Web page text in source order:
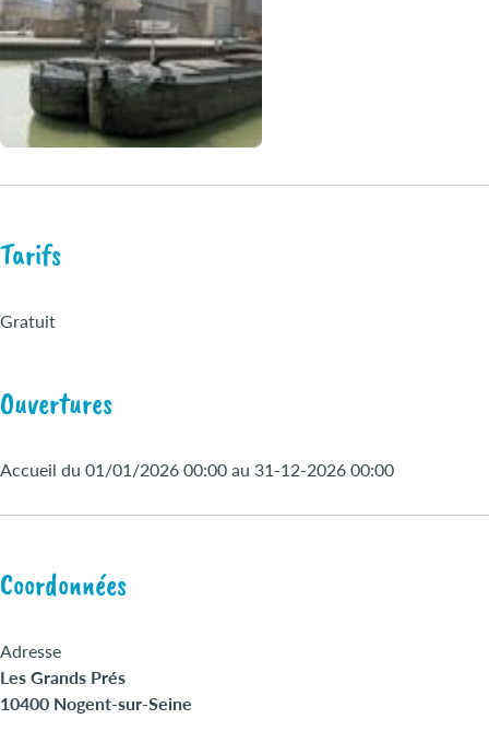
Tarifs
Gratuit
Ouvertures
Accueil du 01/01/2026 00:00 au 31-12-2026 00:00
Coordonnées
Adresse
Les Grands Prés
10400 Nogent-sur-Seine